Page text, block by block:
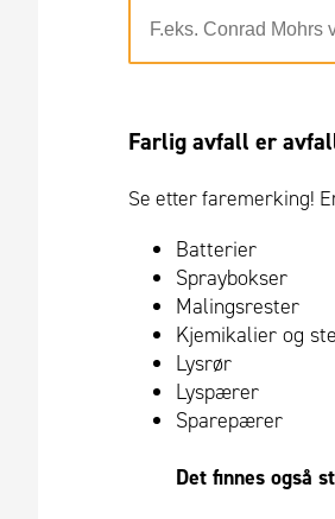
Farlig avfall er
Se etter faremerking!
Batterier
Spraybokser
Malingsrester
Kjemikalier og
Lysrør
Lyspærer
Sparepærer
Det finnes også